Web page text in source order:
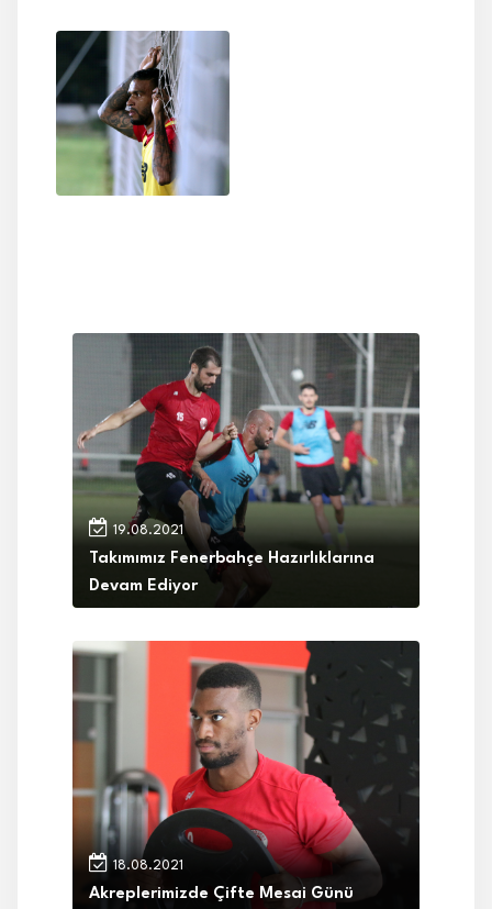
19.08.2021
Takımımız Fenerbahçe Hazırlıklarına
Devam Ediyor
18.08.2021
Akreplerimizde Çifte Mesai Günü